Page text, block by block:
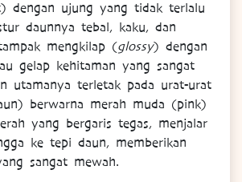
dengan ujung yang tidak terlalu
daunnya tebal, kaku, dan
mengkilap (glossy) dengan
gelap kehitaman yang sangat
utamanya terletak pada urat-urat
berwarna merah muda (pink)
yang bergaris tegas, menjalar
ke tepi daun, memberikan
sangat mewah.